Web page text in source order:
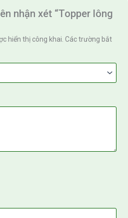
nhận xét “Topper lông
hiển thị công khai. Các trường bắt